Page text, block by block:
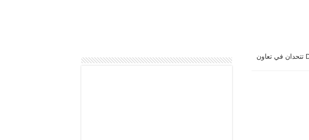
ببجي موبايل وسلسلة الأنيمي العالمية DRAGON BALL SUPER تتحدان في تعاون